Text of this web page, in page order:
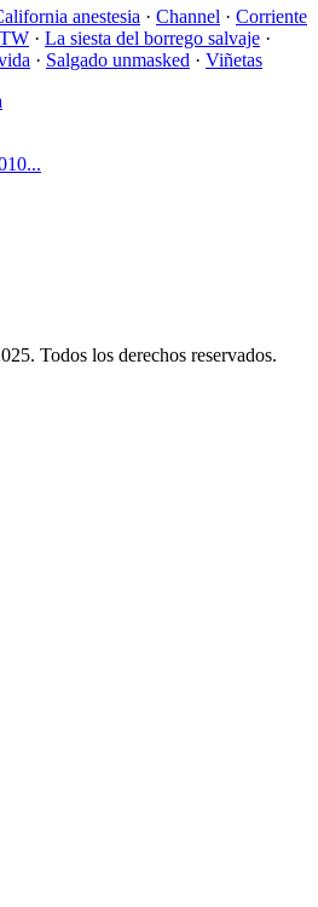
anestesia · Channel · Corriente
· La siesta del borrego salvaje ·
· Salgado unmasked · Viñetas
Todos los derechos reservados.